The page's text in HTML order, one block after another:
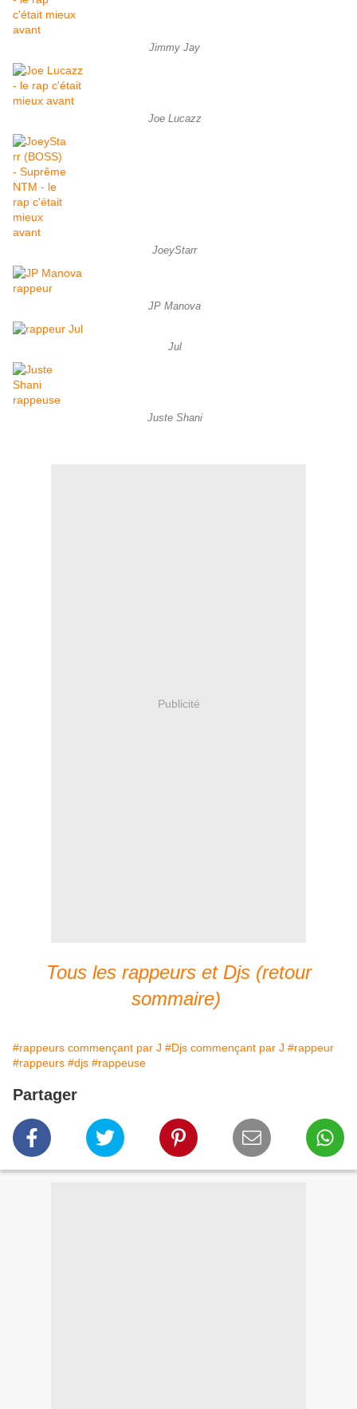
Jimmy Jay
Joe Lucazz
JoeyStarr
JP Manova
Jul
Juste Shani
Publicité
Tous les rappeurs et Djs (retour
sommaire)
#rappeurs commençant par J #Djs commençant par J #rappeur
#rappeurs #djs #rappeuse
Partager